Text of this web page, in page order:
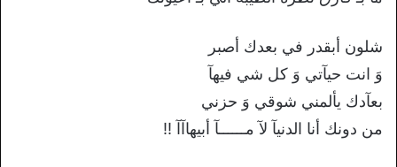
شلون أبقدر في بعدك أصبر
وَ انت حيآتي وَ كل شي فيهآ
بعآدك يألمني شوقي وَ حزني
من دونك أنا الدنيآ لآ مــــــآ أبيهاآآ !!